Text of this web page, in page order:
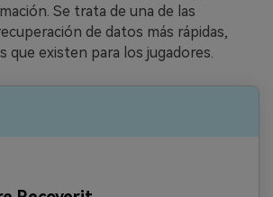
Se trata de una de las
de datos más rápidas,
que existen para los jugadores.